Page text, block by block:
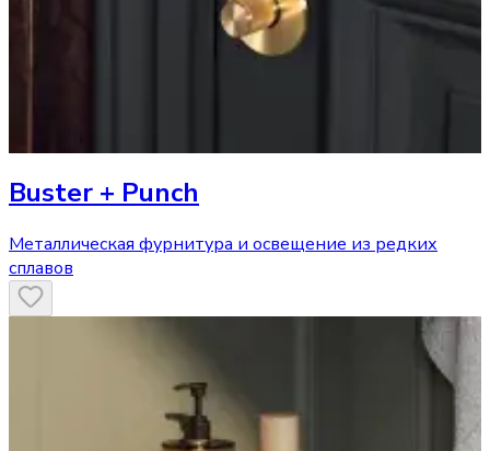
Buster + Punch
Металлическая фурнитура и освещение из редких
сплавов